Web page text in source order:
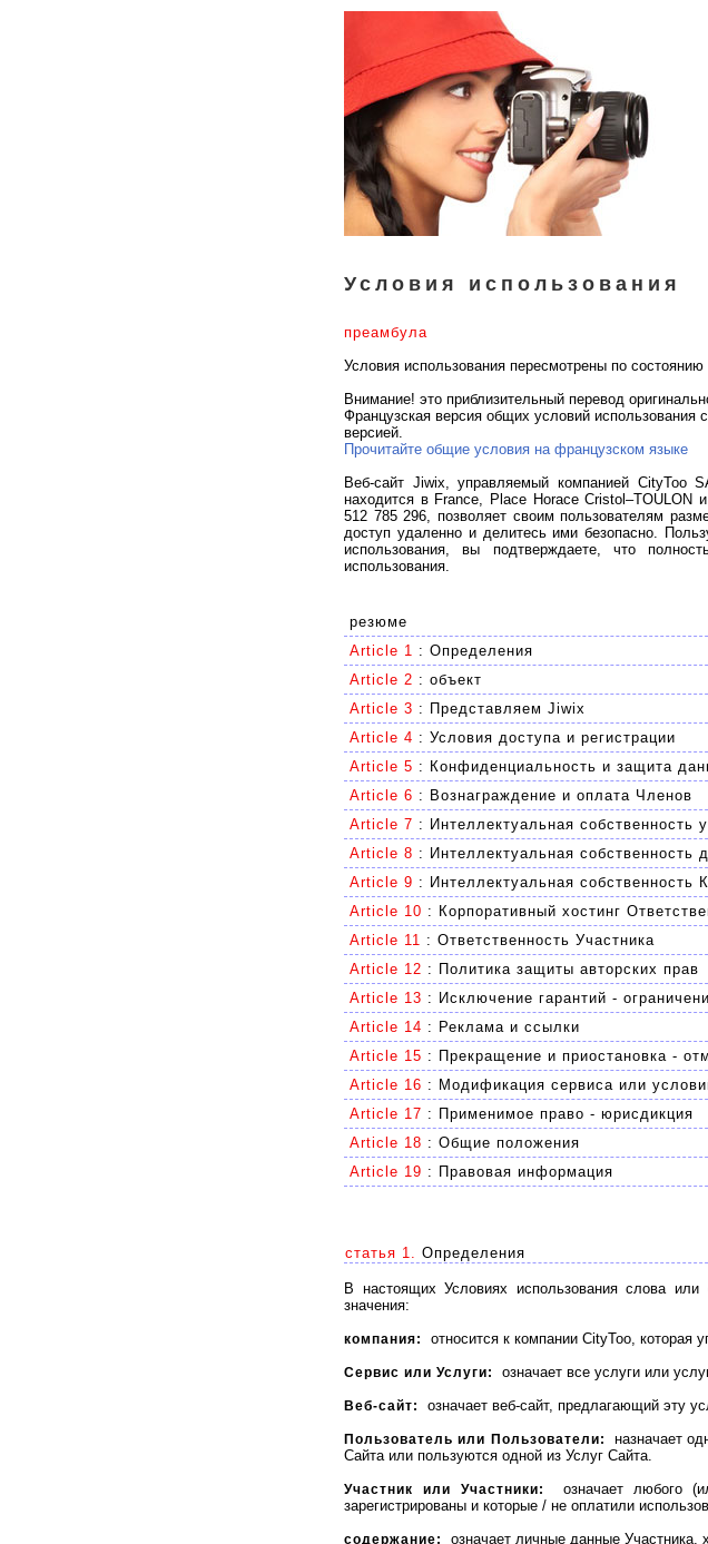
Условия использования
преамбула
Условия использования пересмотрены по состоянию
Внимание! это приблизительный перевод
Французская версия общих условий использования
версией.
Прочитайте общие условия на французском языке
Веб-сайт Jiwix, управляемый компанией CityToo
находится в France, Place Horace Cristol–TOULON
512 785 296, позволяет своим пользователям
доступ удаленно и делитесь ими безопасно.
использования, вы подтверждаете, что
использования.
резюме
Article 1 : Определения
Article 2 : объект
Article 3 : Представляем Jiwix
Article 4 : Условия доступа и регистрации
Article 5 : Конфиденциальность и защита
Article 6 : Вознаграждение и оплата Членов
Article 7 : Интеллектуальная собственность
Article 8 : Интеллектуальная собственность
Article 9 : Интеллектуальная собственность
Article 10 : Корпоративный хостинг
Article 11 : Ответственность Участника
Article 12 : Политика защиты авторских прав
Article 13 : Исключение гарантий -
Article 14 : Реклама и ссылки
Article 15 : Прекращение и приостановка -
Article 16 : Модификация сервиса или
Article 17 : Применимое право - юрисдикция
Article 18 : Общие положения
Article 19 : Правовая информация
статья 1. Определения
В настоящих Условиях использования слова
значения:
компания: относится к компании CityToo, которая
Сервис или Услуги: означает все услуги или
Веб-сайт: означает веб-сайт, предлагающий эту
Пользователь или Пользователи:
назначает
Сайта или пользуются одной из Услуг Сайта.
Участник или Участники:
означает любого
зарегистрированы и которые / не оплатили
содержание: означает личные данные Участника,